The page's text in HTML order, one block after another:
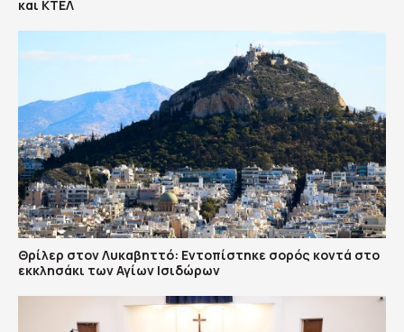
και ΚΤΕΛ
Θρίλερ στον Λυκαβηττό: Εντοπίστηκε σορός κοντά στο
εκκλησάκι των Αγίων Ισιδώρων